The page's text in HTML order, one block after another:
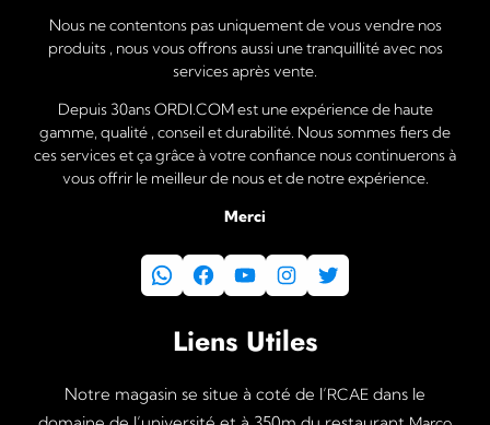
Nous ne contentons pas uniquement de vous vendre nos
produits , nous vous offrons aussi une tranquillité avec nos
services après vente.
Depuis 30ans ORDI.COM est une expérience de haute
gamme, qualité , conseil et durabilité. Nous sommes fiers de
ces services et ça grâce à votre confiance nous continuerons à
vous offrir le meilleur de nous et de notre expérience.
Merci
WhatsApp Facebook YouTube Instagram Twitter
Liens Utiles
Notre magasin se situe à coté de l’RCAE dans le